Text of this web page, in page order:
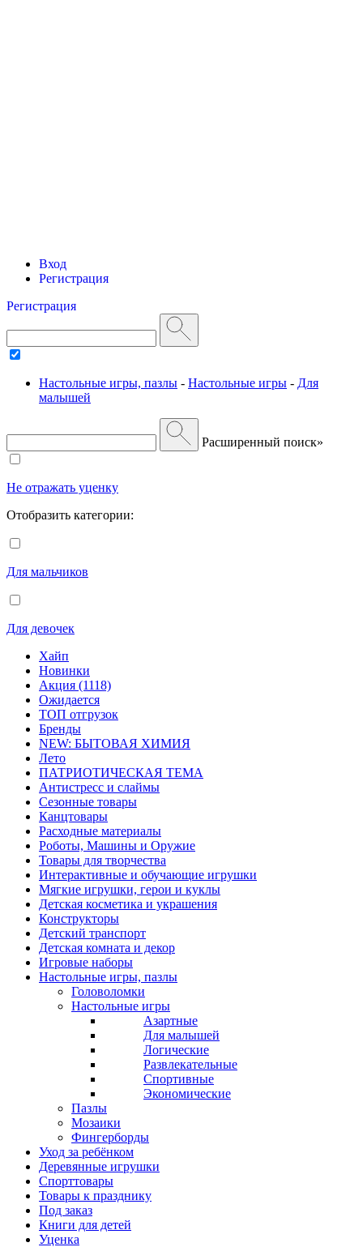
Вход
Регистрация
Регистрация
Настольные игры, пазлы - Настольные игры - Для
малышей
Расширенный поиск»
Не отражать уценку
Отобразить категории:
Для мальчиков
Для девочек
Хайп
Новинки
Акция (1118)
Ожидается
ТОП отгрузок
Бренды
NEW: БЫТОВАЯ ХИМИЯ
Лето
ПАТРИОТИЧЕСКАЯ ТЕМА
Антистресс и слаймы
Сезонные товары
Канцтовары
Расходные материалы
Роботы, Машины и Оружие
Товары для творчества
Интерактивные и обучающие игрушки
Мягкие игрушки, герои и куклы
Детская косметика и украшения
Конструкторы
Детский транспорт
Детская комната и декор
Игровые наборы
Настольные игры, пазлы
Головоломки
Настольные игры
Азартные
Для малышей
Логические
Развлекательные
Спортивные
Экономические
Пазлы
Мозаики
Фингерборды
Уход за ребёнком
Деревянные игрушки
Спорттовары
Товары к празднику
Под заказ
Книги для детей
Уценка